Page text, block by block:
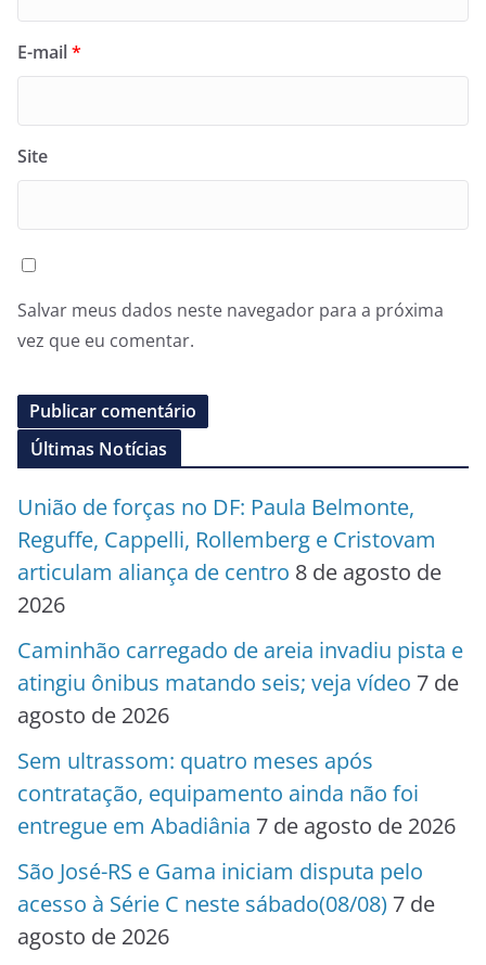
E-mail*
Site
Salvar meus dados neste navegador para a próxima
vez que eu comentar.
Últimas Notícias
União de forças no DF: Paula Belmonte,
Reguffe, Cappelli, Rollemberg e Cristovam
articulam aliança de centro 8 de agosto de
2026
Caminhão carregado de areia invadiu pista e
atingiu ônibus matando seis; veja vídeo 7 de
agosto de 2026
Sem ultrassom: quatro meses após
contratação, equipamento ainda não foi
entregue em Abadiânia 7 de agosto de 2026
São José-RS e Gama iniciam disputa pelo
acesso à Série C neste sábado(08/08) 7 de
agosto de 2026